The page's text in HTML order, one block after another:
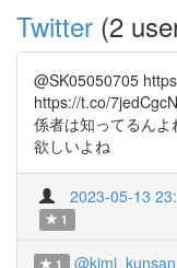
Twitter (2
@SK05050705
https://t.co/
係者は知ってるん
欲しいよね
2023-05-13
1
1 @kimi_kunsan